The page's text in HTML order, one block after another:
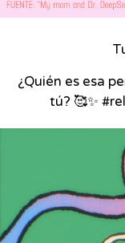
¿Quién es esa
tú? 🥰✨